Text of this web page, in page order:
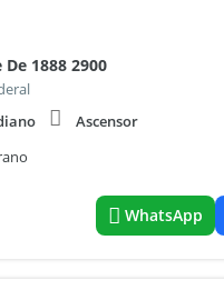
1888 2900
Ascensor
WhatsApp